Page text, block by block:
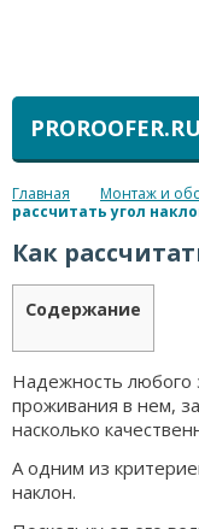
PROROOFER.RU
Главная Монтаж и
рассчитать угол
Как
Содержание
Надежность любого
проживания в нем,
насколько
А одним из
наклон.